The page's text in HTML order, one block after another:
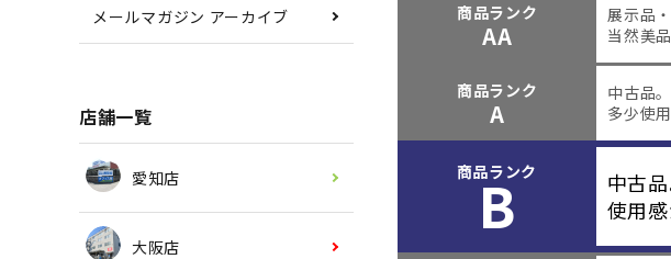
メールマガジン アーカイブ
店舗一覧
愛知店
大阪店
商品ランク
AA
展示品
当然美
商品ランク
A
中古品。
多少使
商品ランク
B
中古品
使用